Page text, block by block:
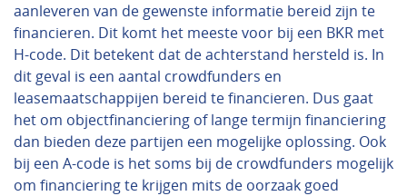
aanleveren van de gewenste informatie bereid zijn te
financieren. Dit komt het meeste voor bij een BKR met
H-code. Dit betekent dat de achterstand hersteld is. In
dit geval is een aantal crowdfunders en
leasemaatschappijen bereid te financieren. Dus gaat
het om objectfinanciering of lange termijn financiering
dan bieden deze partijen een mogelijke oplossing. Ook
bij een A-code is het soms bij de crowdfunders mogelijk
om financiering te krijgen mits de oorzaak goed